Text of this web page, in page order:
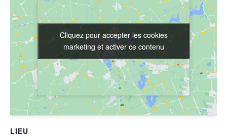
LIEU
Cliquez pour accepter les cookies
marketing et activer ce contenu
Cliquez pour accepter les cookies
marketing et activer ce contenu